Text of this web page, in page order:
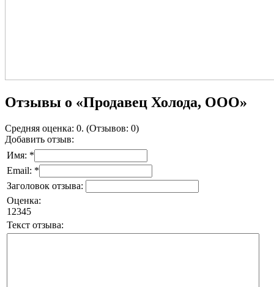
Отзывы о «Продавец Холода, ООО»
Средняя оценка: 0. (Отзывов: 0)
Добавить отзыв:
Имя: *
Email: *
Заголовок отзыва:
Оценка:
1 2345
Текст отзыва: